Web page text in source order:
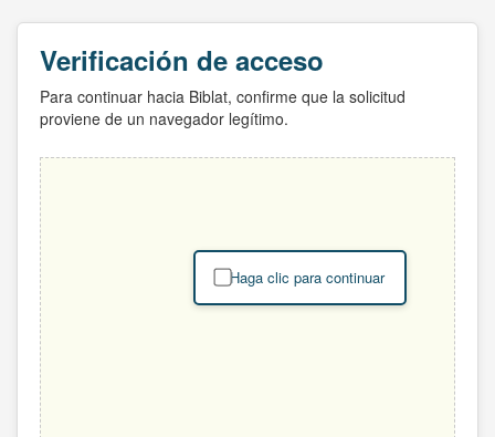
Verificación de acceso
Para continuar hacia Biblat, confirme que la solicitud
proviene de un navegador legítimo.
Haga clic para continuar